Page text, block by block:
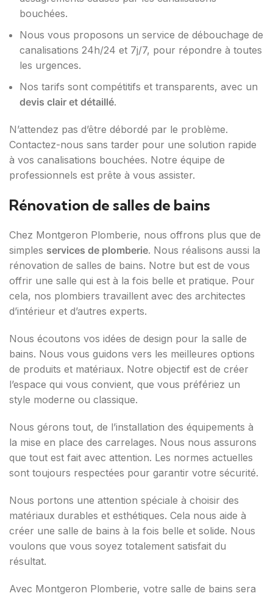
bouchées.
Nous vous proposons un service de débouchage de
canalisations 24h/24 et 7j/7, pour répondre à toutes
les urgences.
Nos tarifs sont compétitifs et transparents, avec un
devis clair et détaillé.
N’attendez pas d’être débordé par le problème.
Contactez-nous sans tarder pour une solution rapide
à vos canalisations bouchées. Notre équipe de
professionnels est prête à vous assister.
Rénovation de salles de bains
Chez Montgeron Plomberie, nous offrons plus que de
simples services de plomberie. Nous réalisons aussi la
rénovation de salles de bains. Notre but est de vous
offrir une salle qui est à la fois belle et pratique. Pour
cela, nos plombiers travaillent avec des architectes
d’intérieur et d’autres experts.
Nous écoutons vos idées de design pour la salle de
bains. Nous vous guidons vers les meilleures options
de produits et matériaux. Notre objectif est de créer
l’espace qui vous convient, que vous préfériez un
style moderne ou classique.
Nous gérons tout, de l’installation des équipements à
la mise en place des carrelages. Nous nous assurons
que tout est fait avec attention. Les normes actuelles
sont toujours respectées pour garantir votre sécurité.
Nous portons une attention spéciale à choisir des
matériaux durables et esthétiques. Cela nous aide à
créer une salle de bains à la fois belle et solide. Nous
voulons que vous soyez totalement satisfait du
résultat.
Avec Montgeron Plomberie, votre salle de bains sera